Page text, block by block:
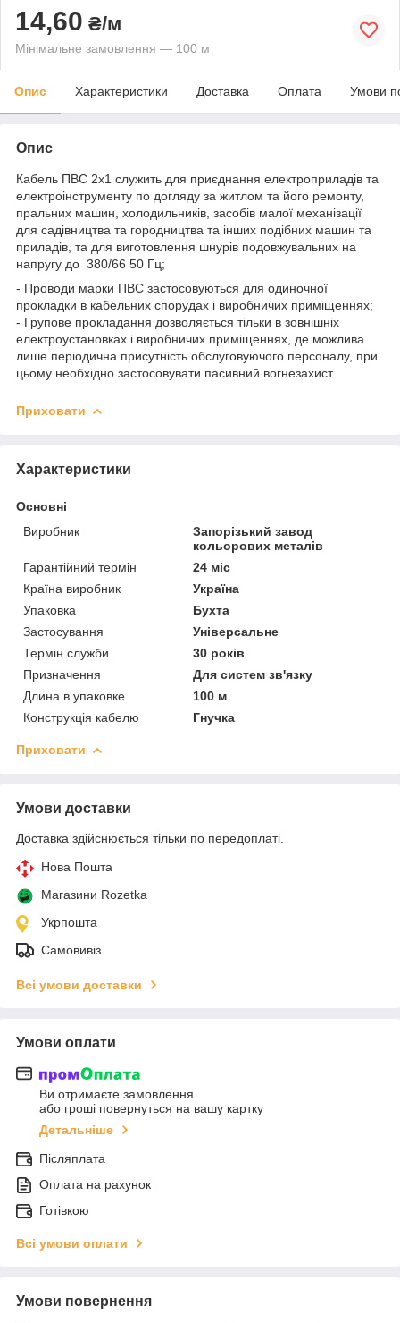
14,60 ₴/м
Мінімальне замовлення — 100 м
Опис Характеристики Доставка Оплата Умови
Опис
Кабель ПВС 2х1 служить для приєднання електроприладів та
електроінструменту по догляду за житлом та його ремонту,
пральних машин, холодильників, засобів малої механізації
для садівництва та городництва та інших подібних машин та
приладів, та для виготовлення шнурів подовжувальних на
напругу до 380/66 50 Гц;
- Проводи марки ПВС застосовуються для одиночної
прокладки в кабельних спорудах і виробничих приміщеннях;
- Групове прокладання дозволяється тільки в зовнішніх
електроустановках і виробничих приміщеннях, де можлива
лише періодична присутність обслуговуючого персоналу, при
цьому необхідно застосовувати пасивний вогнезахист.
Приховати
Характеристики
Основні
Виробник
Запорізький завод
кольорових металів
Гарантійний термін
24 міс
Країна виробник
Україна
Упаковка
Бухта
Застосування
Універсальне
Термін служби
30 років
Призначення
Для систем зв'язку
Длина в упаковке
100 м
Конструкція кабелю
Гнучка
Приховати
Умови доставки
Доставка здійснюється тільки по передоплаті.
Нова Пошта
Магазини Rozetka
Укрпошта
Самовивіз
Всі умови доставки
Умови оплати
Ви отримаєте замовлення
або гроші повернуться на вашу картку
Детальніше
Післяплата
Оплата на рахунок
Готівкою
Всі умови оплати
Умови повернення